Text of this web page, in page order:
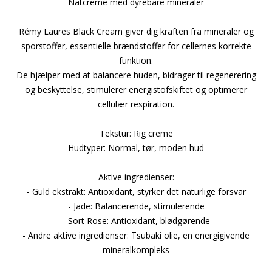
Rémy Laures Black Cream giver dig kraften fra mineraler og
sporstoffer, essentielle brændstoffer for cellernes korrekte
funktion.
De hjælper med at balancere huden, bidrager til regenerering
og beskyttelse, stimulerer energistofskiftet og optimerer
cellulær respiration.
Tekstur: Rig creme
Hudtyper: Normal, tør, moden hud
Aktive ingredienser:
- Guld ekstrakt: Antioxidant, styrker det naturlige forsvar
- Jade: Balancerende, stimulerende
- Sort Rose: Antioxidant, blødgørende
- Andre aktive ingredienser: Tsubaki olie, en energigivende
mineralkompleks